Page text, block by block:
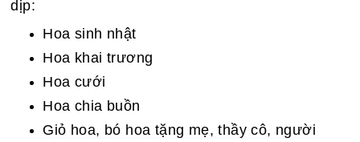
dịp:
Hoa sinh nhật
Hoa khai trương
Hoa cưới
Hoa chia buồn
Giỏ hoa, bó hoa tặng mẹ, thầy cô, người